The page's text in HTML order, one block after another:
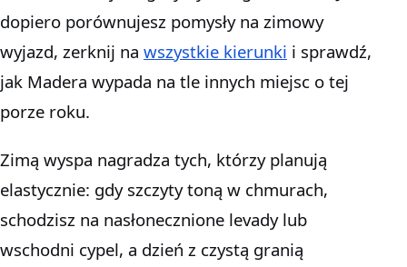
dopiero porównujesz pomysły na zimowy
wyjazd, zerknij na wszystkie kierunki i sprawdź,
jak Madera wypada na tle innych miejsc o tej
porze roku.
Zimą wyspa nagradza tych, którzy planują
elastycznie: gdy szczyty toną w chmurach,
schodzisz na nasłonecznione levady lub
wschodni cypel, a dzień z czystą granią